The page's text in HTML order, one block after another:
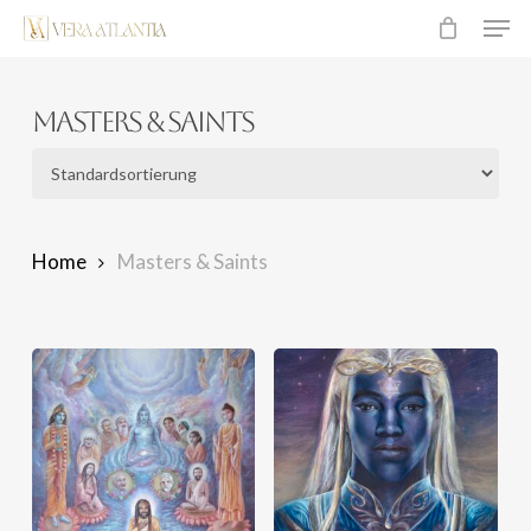
Überspringen
Masters & Saints
Home Masters & Saints